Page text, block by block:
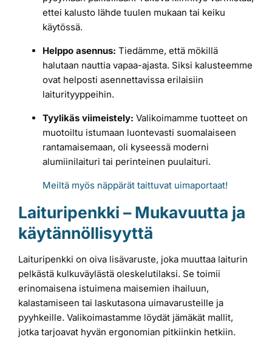
ettei kalusto lähde tuulen mukaan tai keiku
käytössä.
Helppo asennus: Tiedämme, että mökillä
halutaan nauttia vapaa-ajasta. Siksi kalusteemme
ovat helposti asennettavissa erilaisiin
laiturityyppeihin.
Tyylikäs viimeistely: Valikoimamme tuotteet on
muotoiltu istumaan luontevasti suomalaiseen
rantamaisemaan, oli kyseessä moderni
alumiinilaituri tai perinteinen puulaituri.
Meiltä myös näppärät taittuvat uimaportaat!
Laituripenkki – Mukavuutta ja
käytännöllisyyttä
Laituripenkki on oiva lisävaruste, joka muuttaa laiturin
pelkästä kulkuväylästä oleskelutilaksi. Se toimii
erinomaisena istuimena maisemien ihailuun,
kalastamiseen tai laskutasona uimavarusteille ja
pyyhkeille. Valikoimastamme löydät jämäkät mallit,
jotka tarjoavat hyvän ergonomian pitkiinkin hetkiin.